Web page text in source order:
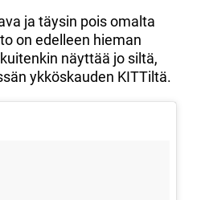
ja täysin pois omalta
on edelleen hieman
näyttää jo siltä,
ykköskauden KITTiltä.